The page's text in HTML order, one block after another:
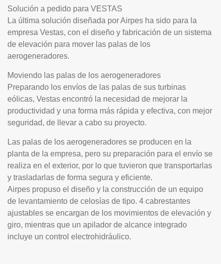
Solución a pedido para VESTAS
La última solución diseñada por Airpes ha sido para la
empresa Vestas, con el diseño y fabricación de un sistema
de elevación para mover las palas de los
aerogeneradores.
Moviendo las palas de los aerogeneradores
Preparando los envíos de las palas de sus turbinas
eólicas, Vestas encontró la necesidad de mejorar la
productividad y una forma más rápida y efectiva, con mejor
seguridad, de llevar a cabo su proyecto.
Las palas de los aerogeneradores se producen en la
planta de la empresa, pero su preparación para el envío se
realiza en el exterior, por lo que tuvieron que transportarlas
y trasladarlas de forma segura y eficiente.
Airpes propuso el diseño y la construcción de un equipo
de levantamiento de celosías de tipo. 4 cabrestantes
ajustables se encargan de los movimientos de elevación y
giro, mientras que un apilador de alcance integrado
incluye un control electrohidráulico.